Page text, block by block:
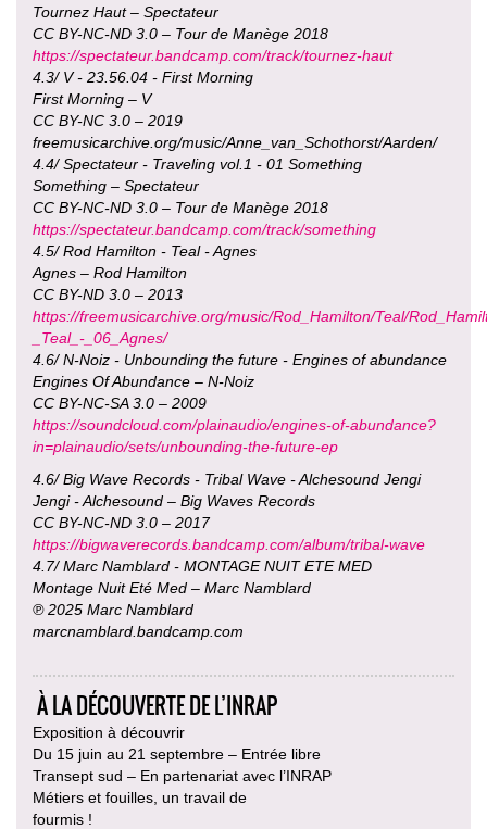
Tournez Haut – Spectateur
CC BY-NC-ND 3.0 – Tour de Manège 2018
https://spectateur.bandcamp.com/track/tournez-haut
4.3/ V - 23.56.04 - First Morning
First Morning – V
CC BY-NC 3.0 – 2019
freemusicarchive.org/music/Anne_van_Schothorst/Aarden/
4.4/ Spectateur - Traveling vol.1 - 01 Something
Something – Spectateur
CC BY-NC-ND 3.0 – Tour de Manège 2018
https://spectateur.bandcamp.com/track/something
4.5/ Rod Hamilton - Teal - Agnes
Agnes – Rod Hamilton
CC BY-ND 3.0 – 2013
https://freemusicarchive.org/music/Rod_Hamilton/Teal/
_Teal_-_06_Agnes/
4.6/ N-Noiz - Unbounding the future - Engines of abundance
Engines Of Abundance – N-Noiz
CC BY-NC-SA 3.0 – 2009
https://soundcloud.com/plainaudio/engines-of-abundance?
in=plainaudio/sets/unbounding-the-future-ep
4.6/ Big Wave Records - Tribal Wave - Alchesound Jengi
Jengi - Alchesound – Big Waves Records
CC BY-NC-ND 3.0 – 2017
https://bigwaverecords.bandcamp.com/album/tribal-wave
4.7/ Marc Namblard - MONTAGE NUIT ETE MED
Montage Nuit Eté Med – Marc Namblard
℗ 2025 Marc Namblard
marcnamblard.bandcamp.com
À LA DÉCOUVERTE DE L’INRAP
Exposition à découvrir
Du 15 juin au 21 septembre – Entrée libre
Transept sud – En partenariat avec l’INRAP
Métiers et fouilles, un travail de
fourmis !